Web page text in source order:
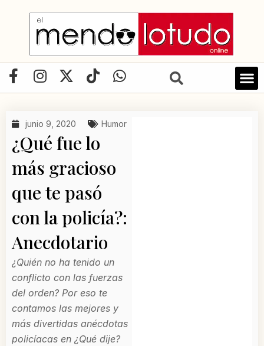
contenido
F
a
e
b
o
o
k
-
f
I
n
t
g
r
a
m
X
-
w
t
t
e
r
T
i
t
o
k
W
h
t
junio 9, 2020 Humor
¿Qué fue lo
más gracioso
que te pasó
con la policía?:
Anecdotario
¿Quién no ha tenido un
conflicto con las fuerzas
del orden? Por eso te
contamos las mejores y
más divertidas anécdotas
policíacas en ¿Qué dije?